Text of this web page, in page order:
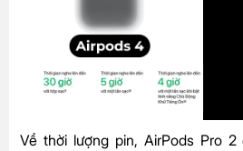
Về thời lượng pin, AirPods Pro